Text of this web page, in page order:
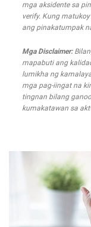
mga aksidente sa
verify. Kung
ang pinakatumpak
Mga Disclaimer:
mapabuti ang
lumikha ng
mga pag-iingat na
tingnan bilang
kumakatawan sa